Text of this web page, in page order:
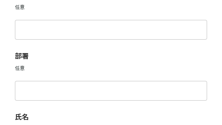
任意
部署
任意
氏名